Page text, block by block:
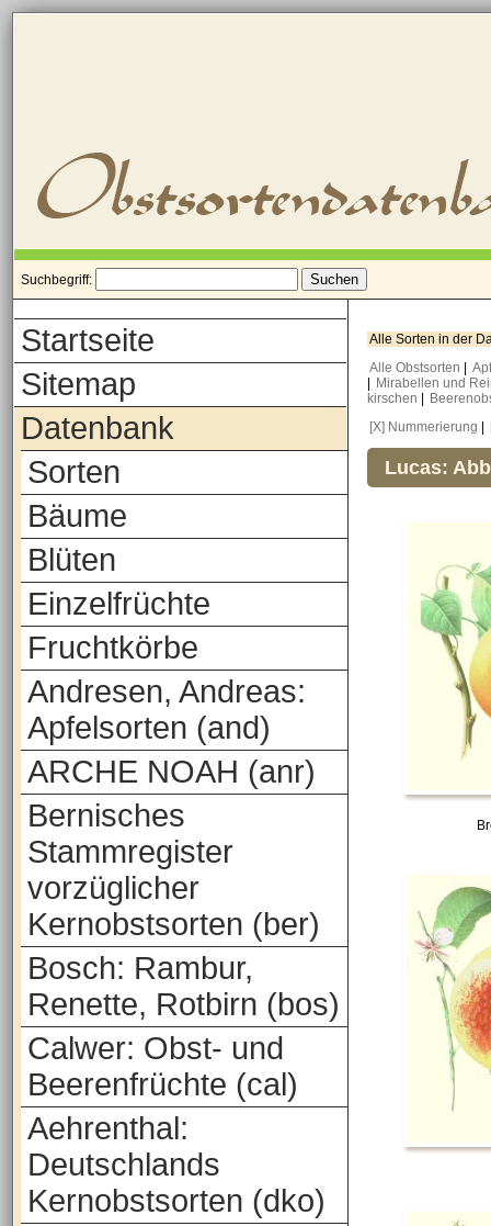
Suchbegriff:
Startseite
Sitemap
Datenbank
Sorten
Bäume
Blüten
Einzelfrüchte
Fruchtkörbe
Andresen, Andreas:
Apfelsorten (and)
ARCHE NOAH (anr)
Bernisches
Stammregister
vorzüglicher
Kernobstsorten (ber)
Bosch: Rambur,
Renette, Rotbirn (bos)
Calwer: Obst- und
Beerenfrüchte (cal)
Aehrenthal:
Deutschlands
Kernobstsorten (dko)
Alle Sorten in der
Alle Obstsorten
Mirabellen und
kirschen
[X] Nummerierung
Lucas: